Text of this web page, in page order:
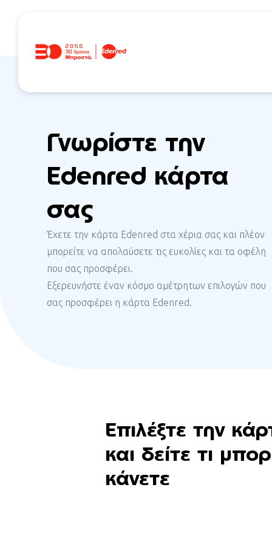
Γνωρίστε την
Edenred κάρτα
σας
Έχετε την κάρτα Edenred στα χέρια σας και πλέον
μπορείτε να απολαύσετε τις ευκολίες και τα οφέλη
που σας προσφέρει.
Εξερευνήστε έναν κόσμο αμέτρητων επιλογών που
σας προσφέρει η κάρτα Edenred.
Επιλέξτε την
και δείτε τι
κάνετε